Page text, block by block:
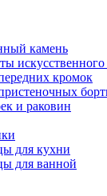
камень
кромок
и раковин
для кухни
для ванной